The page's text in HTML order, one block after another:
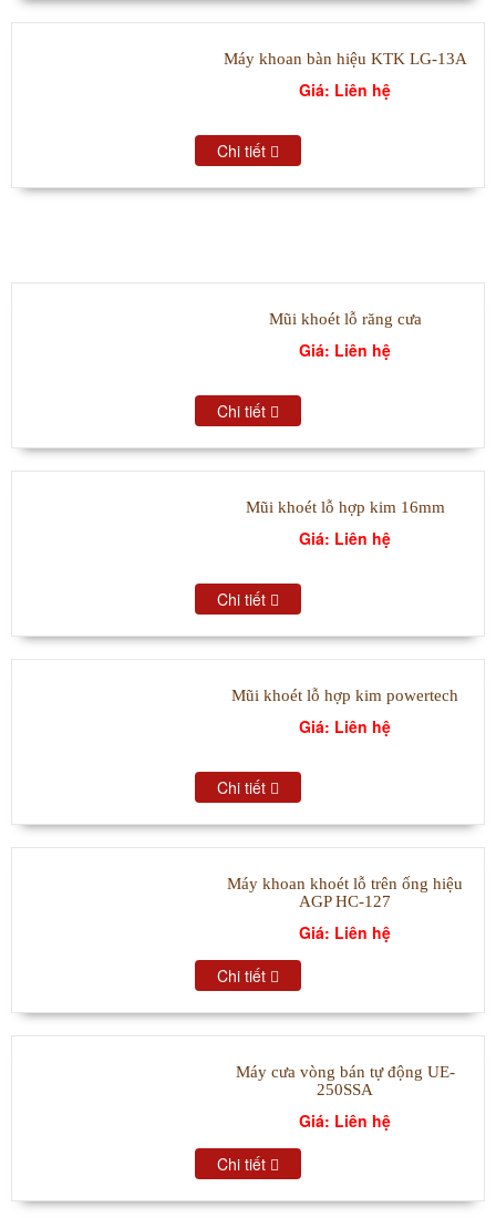
Máy khoan bàn hiệu KTK LG-13A
Giá: Liên hệ
Chi tiết
Mũi khoét lỗ răng cưa
Giá: Liên hệ
Chi tiết
Mũi khoét lỗ hợp kim 16mm
Giá: Liên hệ
Chi tiết
Mũi khoét lỗ hợp kim powertech
Giá: Liên hệ
Chi tiết
Máy khoan khoét lỗ trên ống hiệu
AGP HC-127
Giá: Liên hệ
Chi tiết
Máy cưa vòng bán tự động UE-
250SSA
Giá: Liên hệ
Chi tiết